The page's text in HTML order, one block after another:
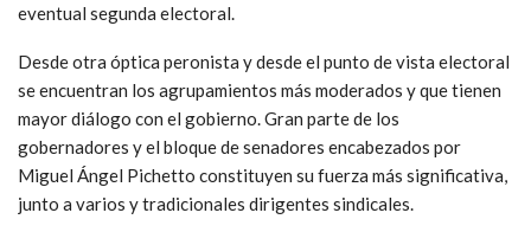
eventual segunda electoral.
Desde otra óptica peronista y desde el punto de vista electoral
se encuentran los agrupamientos más moderados y que tienen
mayor diálogo con el gobierno. Gran parte de los
gobernadores y el bloque de senadores encabezados por
Miguel Ángel Pichetto constituyen su fuerza más significativa,
junto a varios y tradicionales dirigentes sindicales.